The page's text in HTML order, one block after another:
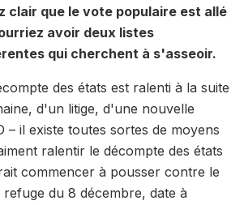
clair que le vote populaire est allé
avoir deux listes
qui cherchent à s'asseoir.
des états est ralenti à la suite
d'un litige, d'une nouvelle
– il existe toutes sortes de moyens
ralentir le décompte des états
commencer à pousser contre le
refuge du 8 décembre, date à